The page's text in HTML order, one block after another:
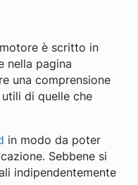
è scritto in
nella pagina
una comprensione
di quelle che
in modo da poter
Sebbene si
indipendentemente